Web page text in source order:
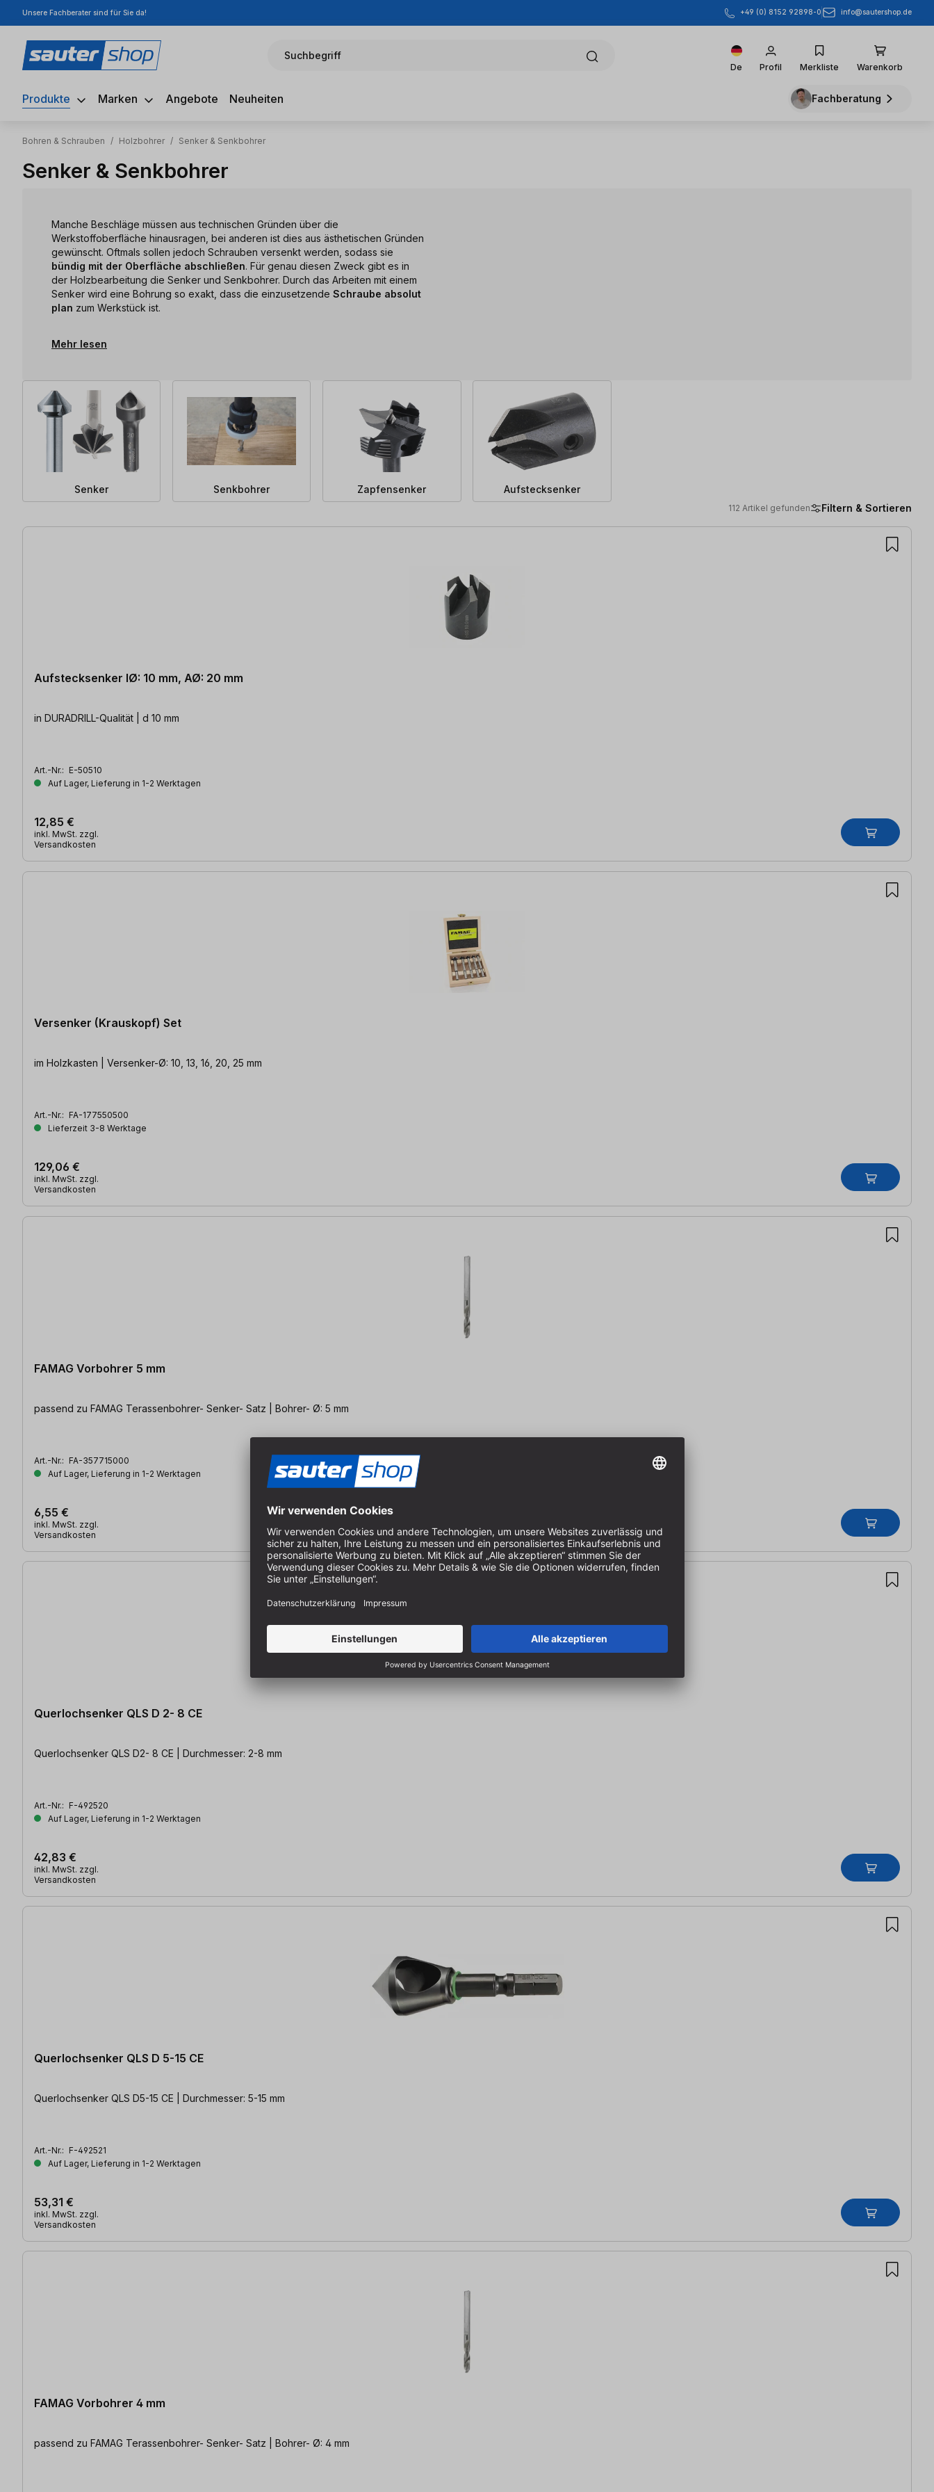
Hauptinhalt springen
Zur Suche springen
Zur Hauptnavigation springen
Unsere Fachberater sind für Sie da! +49 (0) 8152 92898-0 info@sautershop.de
Suchbegriff
De Profil Merkliste Warenkorb
Produkte Marken Angebote Neuheiten Fachberatung
Bohren & Schrauben / Holzbohrer / Senker & Senkbohrer
Senker & Senkbohrer
Manche Beschläge müssen aus technischen Gründen über die
Werkstoffoberfläche hinausragen, bei anderen ist dies aus ästhetischen Gründen
gewünscht. Oftmals sollen jedoch Schrauben versenkt werden, sodass sie
bündig mit der Oberfläche abschließen. Für genau diesen Zweck gibt es in
der Holzbearbeitung die Senker und Senkbohrer. Durch das Arbeiten mit einem
Senker wird eine Bohrung so exakt, dass die einzusetzende Schraube absolut
plan zum Werkstück ist.
Mehr lesen
Senker Senkbohrer Zapfensenker Aufstecksenker
112 Artikel gefunden Filtern & Sortieren
112 Artikel gefunden
Aufstecksenker IØ: 10 mm, AØ: 20 mm
in DURADRILL-Qualität | d 10 mm
Art.-Nr.: E-50510
Auf Lager, Lieferung in 1-2 Werktagen
12,85 €
inkl. MwSt. zzgl.
Versandkosten
Versenker (Krauskopf) Set
im Holzkasten | Versenker-Ø: 10, 13, 16, 20, 25 mm
Art.-Nr.: FA-177550500
Lieferzeit 3-8 Werktage
129,06 €
inkl. MwSt. zzgl.
Versandkosten
FAMAG Vorbohrer 5 mm
passend zu FAMAG Terassenbohrer- Senker- Satz | Bohrer- Ø: 5 mm
Art.-Nr.: FA-357715000
Auf Lager, Lieferung in 1-2 Werktagen
6,55 €
inkl. MwSt. zzgl.
Versandkosten
Querlochsenker QLS D 2- 8 CE
Querlochsenker QLS D2- 8 CE | Durchmesser: 2-8 mm
Art.-Nr.: F-492520
Auf Lager, Lieferung in 1-2 Werktagen
42,83 €
inkl. MwSt. zzgl.
Versandkosten
Querlochsenker QLS D 5-15 CE
Querlochsenker QLS D5-15 CE | Durchmesser: 5-15 mm
Art.-Nr.: F-492521
Auf Lager, Lieferung in 1-2 Werktagen
53,31 €
inkl. MwSt. zzgl.
Versandkosten
FAMAG Vorbohrer 4 mm
passend zu FAMAG Terassenbohrer- Senker- Satz | Bohrer- Ø: 4 mm